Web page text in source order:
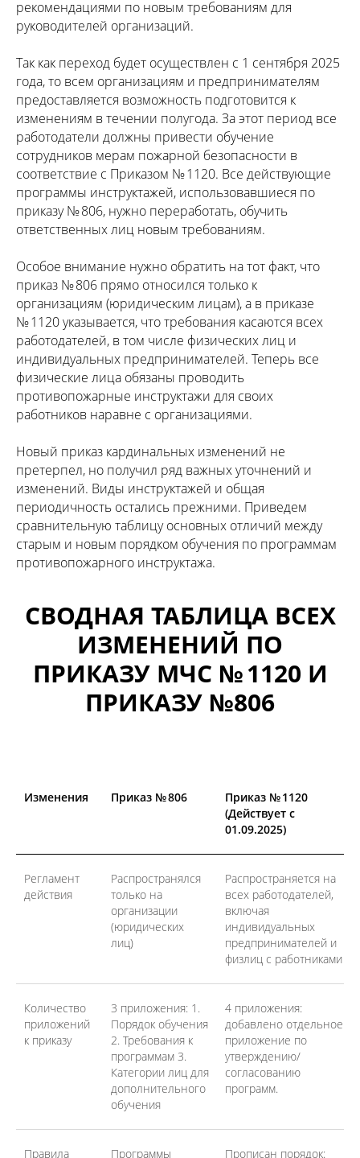
рекомендациями по новым требованиям для
руководителей организаций.
Так как переход будет осуществлен с 1 сентября 2025
года, то всем организациям и предпринимателям
предоставляется возможность подготовится к
изменениям в течении полугода. За этот период все
работодатели должны привести обучение
сотрудников мерам пожарной безопасности в
соответствие с Приказом № 1120. Все действующие
программы инструктажей, использовавшиеся по
приказу № 806, нужно переработать, обучить
ответственных лиц новым требованиям.
Особое внимание нужно обратить на тот факт, что
приказ № 806 прямо относился только к
организациям (юридическим лицам), а в приказе
№ 1120 указывается, что требования касаются всех
работодателей, в том числе физических лиц и
индивидуальных предпринимателей. Теперь все
физические лица обязаны проводить
противопожарные инструктажи для своих
работников наравне с организациями.
Новый приказ кардинальных изменений не
претерпел, но получил ряд важных уточнений и
изменений​. Виды инструктажей и общая
периодичность остались прежними. Приведем
сравнительную таблицу основных отличий между
старым и новым порядком обучения по программам
противопожарного инструктажа.
СВОДНАЯ ТАБЛИЦА ВСЕХ
ИЗМЕНЕНИЙ ПО
ПРИКАЗУ МЧС № 1120 И
ПРИКАЗУ №806
Изменения Приказ № 806
Приказ № 1120
(Действует с
01.09.2025)
Регламент
действия
Распространялся
только на
организации
(юридических
лиц)
Распространяется на
всех работодателей,
включая
индивидуальных
предпринимателей и
физлиц с работниками
Количество
приложений
к приказу
3 приложения: 1.
Порядок обучения
2. Требования к
программам 3.
Категории лиц для
дополнительного
обучения
4 приложения:
добавлено отдельное
приложение по
утверждению/
согласованию
программ.
Правила Программы Прописан порядок: